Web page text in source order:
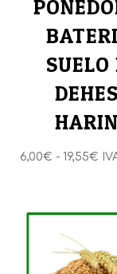
SUELO
6,00€ - 19,55€